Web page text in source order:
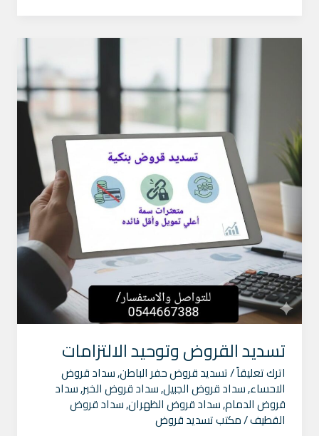
تسديد القروض وتوحيد الالتزامات
اترك تعليقاً/تسديد قروض حفر الباطن,سداد قروض
الاحساء,سداد قروض الجبيل,سداد قروض الخبر,سداد
قروض الدمام,سداد قروض الظهران,سداد قروض
القطيف/مكتب تسديد قروض